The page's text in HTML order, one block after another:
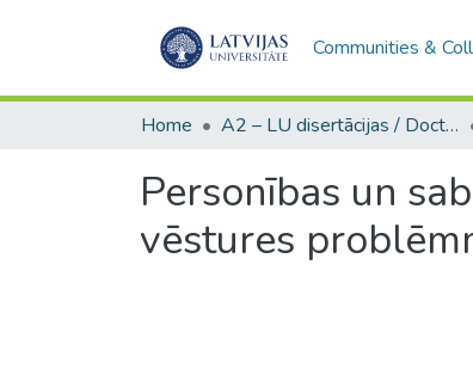
Communities &
Home A2 – LU disertācijas / Doctoral theses UL
Personības un
vēstures